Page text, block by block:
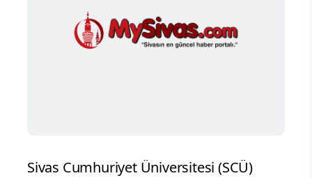
Sivas Cumhuriyet Üniversitesi (SCÜ)